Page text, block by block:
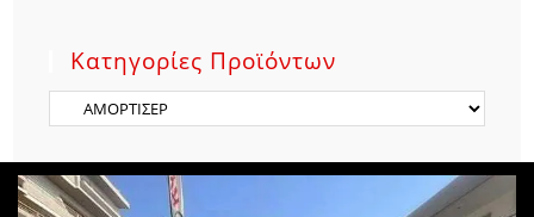
Κατηγορίες Προϊόντων